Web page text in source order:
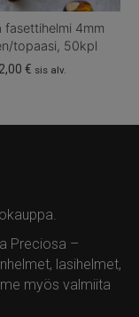
fasettihelmi 4mm
topaasi, 50kpl
2,00 € sis alv.
Preciosa –
lasihelmet,
myös valmiita